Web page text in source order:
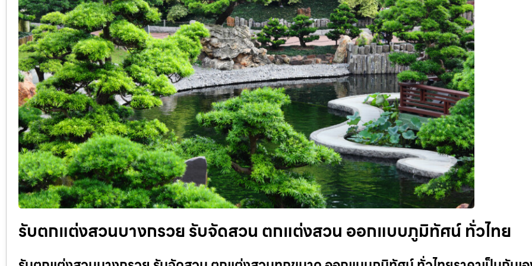
รับตกแต่งสวนบางกรวย รับจัดสวน ตกแต่งสวน ออกแบบภูมิทัศน์ ทั่วไทย